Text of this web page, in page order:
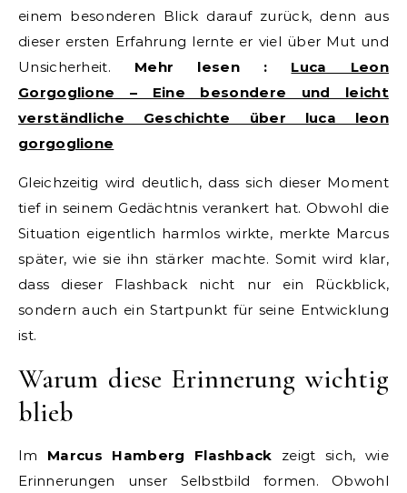
einem besonderen Blick darauf zurück, denn aus
dieser ersten Erfahrung lernte er viel über Mut und
Unsicherheit. Mehr lesen :
Luca Leon
Gorgoglione – Eine besondere und leicht
verständliche Geschichte über luca leon
gorgoglione
Gleichzeitig wird deutlich, dass sich dieser Moment
tief in seinem Gedächtnis verankert hat. Obwohl die
Situation eigentlich harmlos wirkte, merkte Marcus
später, wie sie ihn stärker machte. Somit wird klar,
dass dieser Flashback nicht nur ein Rückblick,
sondern auch ein Startpunkt für seine Entwicklung
ist.
Warum diese Erinnerung wichtig
blieb
Im Marcus Hamberg Flashback zeigt sich, wie
Erinnerungen unser Selbstbild formen. Obwohl